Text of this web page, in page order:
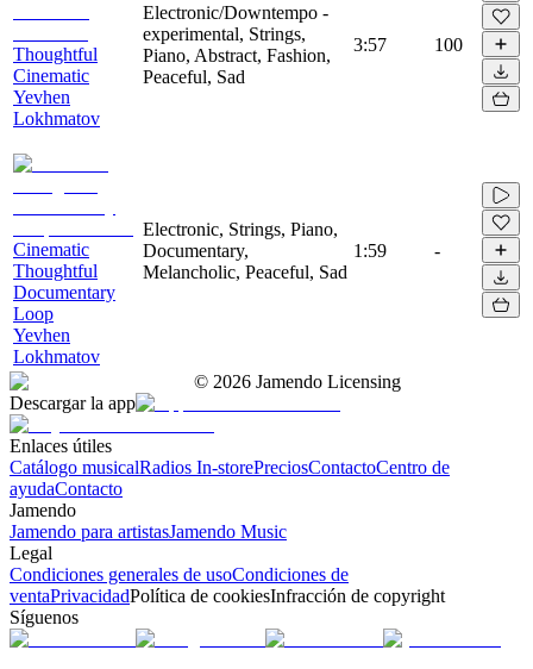
Thoughtful
Cinematic
Yevhen
Lokhmatov
Electronic/Downtempo -
experimental, Strings,
Piano, Abstract, Fashion,
Peaceful, Sad
3:57 100
Cinematic
Thoughtful
Documentary
Loop
Yevhen
Lokhmatov
Electronic, Strings, Piano,
Documentary,
Melancholic, Peaceful, Sad
1:59 -
© 2026 Jamendo Licensing
Descargar la app
Enlaces útiles
Catálogo musicalRadios In-storePreciosContactoCentro de
ayudaContacto
Jamendo
Jamendo para artistasJamendo Music
Legal
Condiciones generales de usoCondiciones de
ventaPrivacidadPolítica de cookiesInfracción de copyright
Síguenos